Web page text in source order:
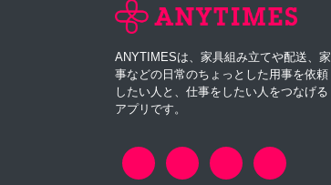
ANYTIMESは、家具組み立てや配送、家
事などの日常のちょっとした用事を依頼
したい人と、仕事をしたい人をつなげる
アプリです。